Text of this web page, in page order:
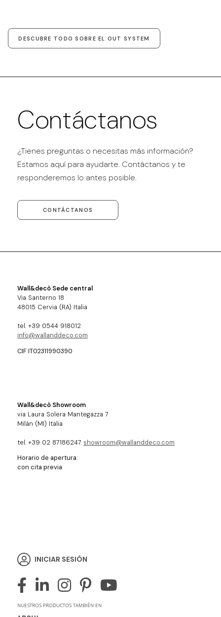
DESCUBRE TODO SOBRE EL OUT SYSTEM
Contáctanos
¿Tienes preguntas o necesitas más información?
Estamos aquí para ayudarte. Contáctanos y te
responderemos lo antes posible.
CONTÁCTANOS
Wall&decò Sede central
Via Santerno 18
48015 Cervia (RA) Italia
tel. +39 0544 918012
info@wallanddeco.com
CIF IT02311990390
Wall&decò Showroom
via Laura Solera Mantegazza 7
Milán (MI) Italia
tel. +39 02 87186247 showroom@wallanddeco.com
Horario de apertura:
con cita previa
INICIAR SESIÓN
NUESTROS PRODUCTOS TAMBIÉN EN